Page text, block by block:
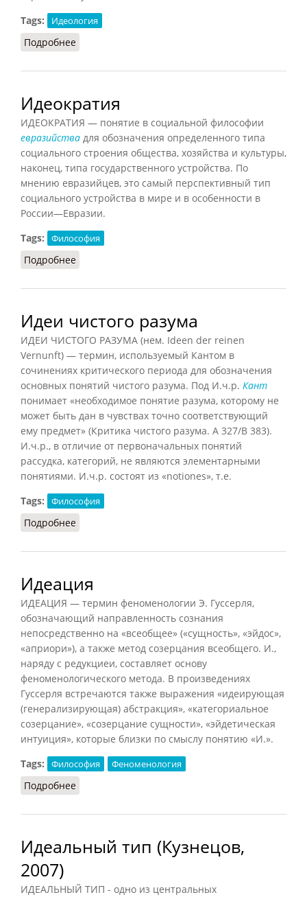
Tags:
Идеология
Подробнее
Идеократия
ИДЕОКРАТИЯ — понятие в социальной философии
евразийства для обозначения определенного типа
социального строения общества, хозяйства и культуры,
наконец, типа государственного устройства. По
мнению евразийцев, это самый перспективный тип
социального устройства в мире и в особенности в
России—Евразии.
Tags:
Философия
Подробнее
Идеи чистого разума
ИДЕИ ЧИСТОГО РАЗУМА (нем. Ideen der reinen
Vernunft) — термин, используемый Кантом в
сочинениях критического периода для обозначения
основных понятий чистого разума. Под И.ч.р. Кант
понимает «необходимое понятие разума, которому не
может быть дан в чувствах точно соответствующий
ему предмет» (Критика чистого разума. А 327/В 383).
И.ч.р., в отличие от первоначальных понятий
рассудка, категорий, не являются элементарными
понятиями. И.ч.р. состоят из «notiones», т.е.
Tags:
Философия
Подробнее
Идеация
ИДЕАЦИЯ — термин феноменологии Э. Гуссерля,
обозначающий направленность сознания
непосредственно на «всеобщее» («сущность», «эйдос»,
«априори»), а также метод созерцания всеобщего. И.,
наряду с редукциеи, составляет основу
феноменологического метода. В произведениях
Гуссерля встречаются также выражения «идеирующая
(генерализирующая) абстракция», «категориальное
созерцание», «созерцание сущности», «эйдетическая
интуиция», которые близки по смыслу понятию «И.».
Tags:
Философия Феноменология
Подробнее
Идеальный тип (Кузнецов,
2007)
ИДЕАЛЬНЫЙ ТИП - одно из центральных